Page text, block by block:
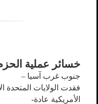
خسائر عملية
جنوب غرب آسيا –
فقدت الولايات المتحدة
الأمريكية عادة-